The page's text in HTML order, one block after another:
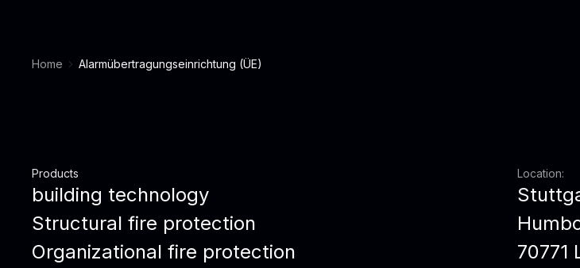
Home Alarmübertragungseinrichtung (ÜE)
Products
building technology
Structural fire protection
Organizational fire protection
Location:
70771